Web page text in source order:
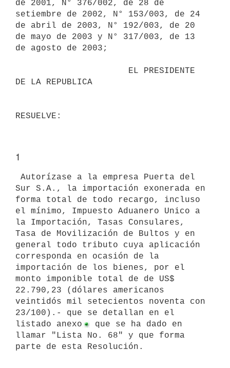
de 2001, N° 376/002, de 28 de
setiembre de 2002, N° 153/003, de 24
de abril de 2003, N° 192/003, de 20
de mayo de 2003 y N° 317/003, de 13
de agosto de 2003;
DE LA REPUBLICA
1
Sur S.A., la importación exonerada en
forma total de todo recargo, incluso
el mínimo, Impuesto Aduanero Unico a
la Importación, Tasas Consulares,
Tasa de Movilización de Bultos y en
general todo tributo cuya aplicación
corresponda en ocasión de la
importación de los bienes, por el
monto imponible total de de US$
22.790,23 (dólares americanos
veintidós mil setecientos noventa con
23/100).- que se detallan en el
listado anexo
que se ha dado en
llamar "Lista No. 68" y que forma
parte de esta Resolución.